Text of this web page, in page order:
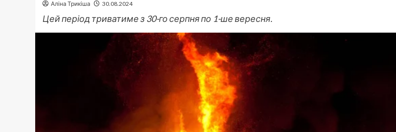
Аліна Трикіша 30.08.2024
Цей період триватиме з 30-го серпня по 1-ше вересня.